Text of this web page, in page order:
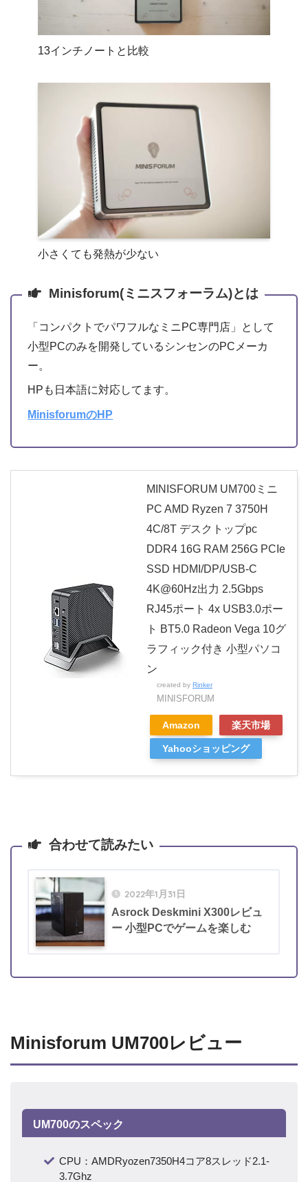
13インチノートと比較
小さくても発熱が少ない
Minisforum(ミニスフォーラム)とは
「コンパクトでパワフルなミニPC専門店」として
小型PCのみを開発しているシンセンのPCメーカ
ー。
HPも日本語に対応してます。
MinisforumのHP
MINISFORUM UM700ミニ
PC AMD Ryzen 7 3750H
4C/8T デスクトップpc
DDR4 16G RAM 256G PCIe
SSD HDMI/DP/USB-C
4K@60Hz出力 2.5Gbps
RJ45ポート 4x USB3.0ポー
ト BT5.0 Radeon Vega 10グ
ラフィック付き 小型パソコ
ン
created by Rinker
MINISFORUM
Amazon 楽天市場
Yahooショッピング
合わせて読みたい
2022年1月31日
Asrock Deskmini X300レビュ
ー 小型PCでゲームを楽しむ
Minisforum UM700レビュー
UM700のスペック
CPU：AMDRyozen7350H4コア8スレッド2.1-
3.7Ghz